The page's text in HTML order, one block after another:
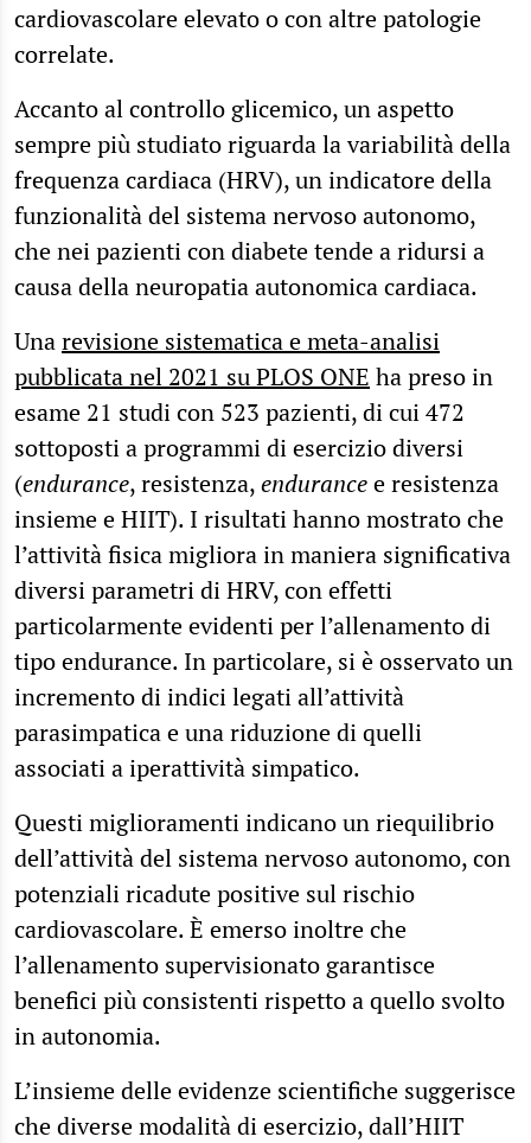
cardiovascolare elevato o con altre patologie
correlate.
Accanto al controllo glicemico, un aspetto
sempre più studiato riguarda la variabilità della
frequenza cardiaca (HRV), un indicatore della
funzionalità del sistema nervoso autonomo,
che nei pazienti con diabete tende a ridursi a
causa della neuropatia autonomica cardiaca.
Unarevisione sistematica e meta-analisi
pubblicata nel 2021 su PLOS ONE ha preso in
esame 21 studi con 523 pazienti, di cui 472
sottoposti a programmi di esercizio diversi
(endurance, resistenza,endurancee resistenza
insieme e HIIT). I risultati hanno mostrato che
l’attività fisica migliora in maniera significativa
diversi parametri di HRV, con effetti
particolarmente evidenti per l’allenamento di
tipo endurance. In particolare, si è osservato un
incremento di indici legati all’attività
parasimpatica e una riduzione di quelli
associati a iperattività simpatico.
Questi miglioramenti indicano un riequilibrio
dell’attività del sistema nervoso autonomo, con
potenziali ricadute positive sul rischio
cardiovascolare. È emerso inoltre che
l’allenamento supervisionato garantisce
benefici più consistenti rispetto a quello svolto
in autonomia.
L’insieme delle evidenze scientifiche suggerisce
che diverse modalità di esercizio, dall’HIIT